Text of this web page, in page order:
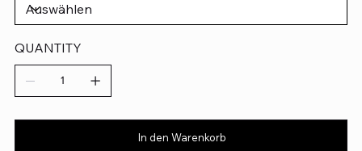
QUANTITY
In den Warenkorb